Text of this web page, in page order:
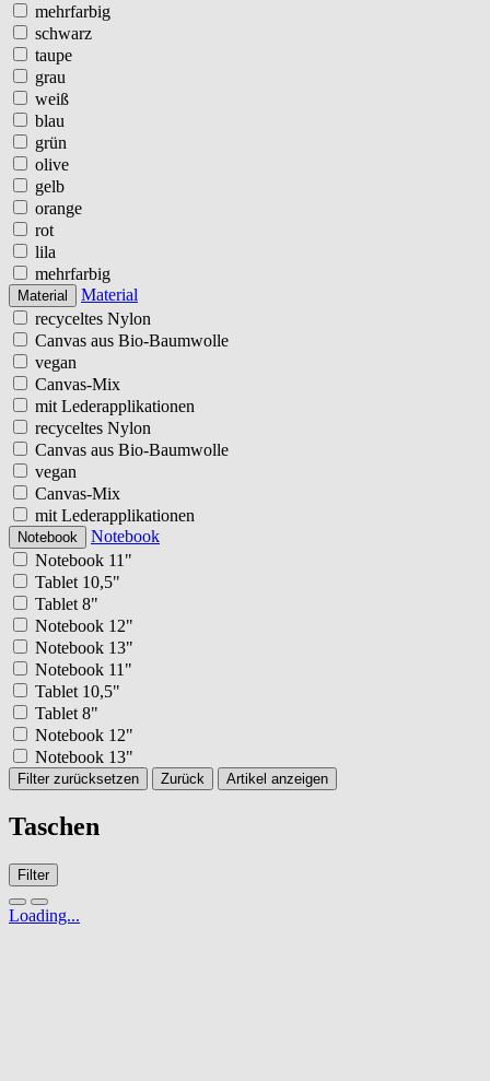
mehrfarbig
schwarz
taupe
grau
weiß
blau
grün
olive
gelb
orange
rot
lila
mehrfarbig
Material
Material
recyceltes Nylon
Canvas aus Bio-Baumwolle
vegan
Canvas-Mix
mit Lederapplikationen
recyceltes Nylon
Canvas aus Bio-Baumwolle
vegan
Canvas-Mix
mit Lederapplikationen
Notebook
Notebook
Notebook 11"
Tablet 10,5"
Tablet 8"
Notebook 12"
Notebook 13"
Notebook 11"
Tablet 10,5"
Tablet 8"
Notebook 12"
Notebook 13"
Filter zurücksetzen Zurück Artikel anzeigen
Taschen
Filter
Loading...